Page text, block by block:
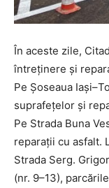
În aceste zile,
întreținere și
Pe Șoseaua
suprafețelor și
Pe Strada Buna
reparații cu asfalt.
Strada Serg.
(nr. 9–13),